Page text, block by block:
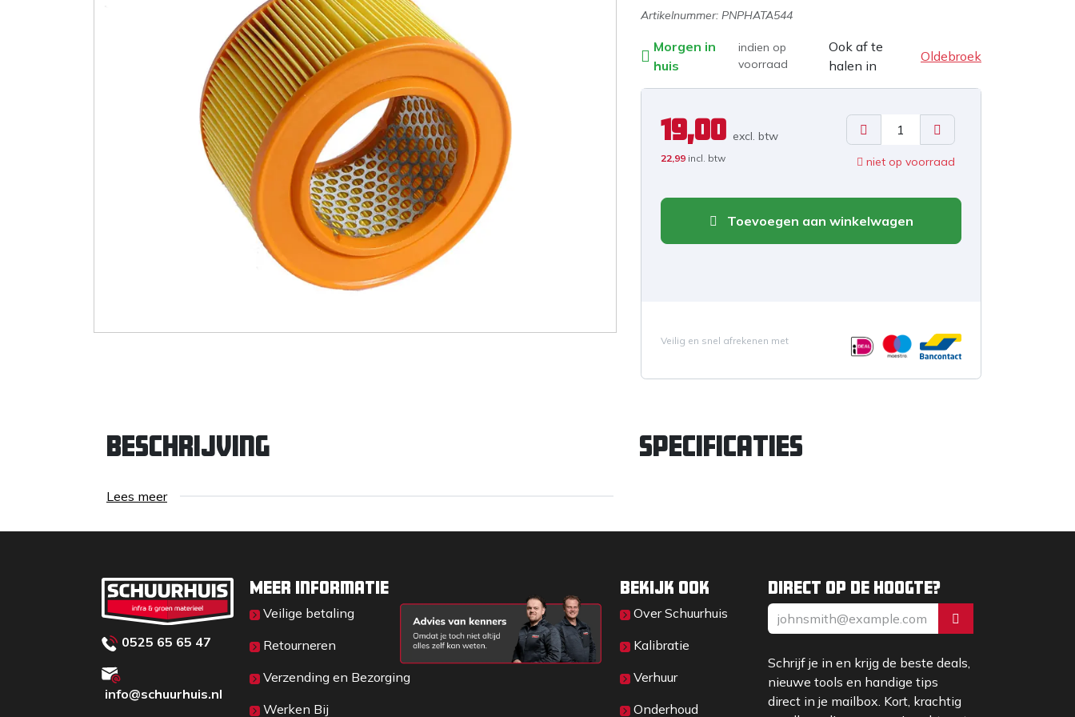
Artikelnummer: PNPHATA544
Morgen in
huis
indien op
voorraad
Ook af te
halen in
Oldebroek
19,00 excl. btw
22,99 incl. btw niet op voorraad
Toevoegen aan winkelwagen
Veilig en snel afrekenen met
Beschrijving
Lees meer
Specificaties
Direct op de hoogte?
Schrijf je in en krijg de beste deals,
nieuwe tools en handige tips
direct in je mailbox. Kort, krachtig
Bekijk ook
Over Sc​huurhuis
Kalibratie
Verhuur
Onderhoud
0525 65 65 47
info@schuurhuis.nl
Meer informatie
Veilige betaling
Retourneren
Verzending en Bezorging
Werken Bij